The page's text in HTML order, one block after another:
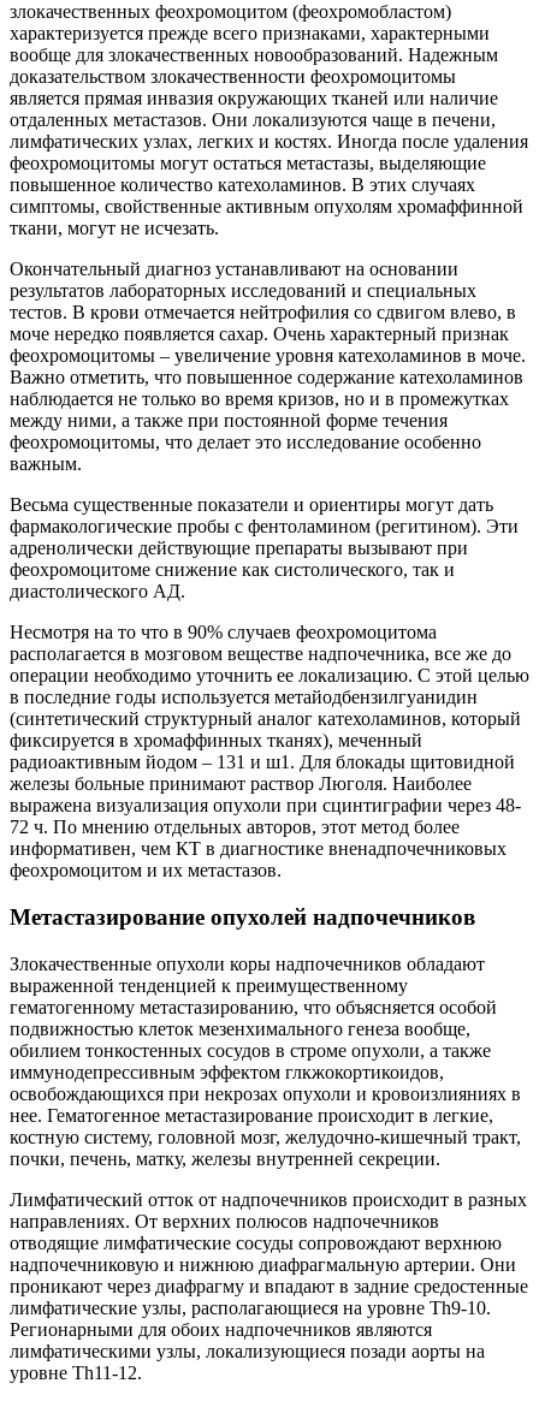
злокачественных феохромоцитом (феохромобластом)
характеризуется прежде всего признаками, характерными
вообще для злокачественных новообразований. Надежным
доказательством злокачественности феохромоцитомы
является прямая инвазия окружающих тканей или наличие
отдаленных метастазов. Они локализуются чаще в печени,
лимфатических узлах, легких и костях. Иногда после удаления
феохромоцитомы могут остаться метастазы, выделяющие
повышенное количество катехоламинов. В этих случаях
симптомы, свойственные активным опухолям хромаффинной
ткани, могут не исчезать.
Окончательный диагноз устанавливают на основании
результатов лабораторных исследований и специальных
тестов. В крови отмечается нейтрофилия со сдвигом влево, в
моче нередко появляется сахар. Очень характерный признак
феохромоцитомы – увеличение уровня катехоламинов в моче.
Важно отметить, что повышенное содержание катехоламинов
наблюдается не только во время кризов, но и в промежутках
между ними, а также при постоянной форме течения
феохромоцитомы, что делает это исследование особенно
важным.
Весьма существенные показатели и ориентиры могут дать
фармакологические пробы с фентоламином (регитином). Эти
адренолически действующие препараты вызывают при
феохромоцитоме снижение как систолического, так и
диастолического АД.
Несмотря на то что в 90% случаев феохромоцитома
располагается в мозговом веществе надпочечника, все же до
операции необходимо уточнить ее локализацию. С этой целью
в последние годы используется метайодбензилгуанидин
(синтетический структурный аналог катехоламинов, который
фиксируется в хромаффинных тканях), меченный
радиоактивным йодом – 131 и ш1. Для блокады щитовидной
железы больные принимают раствор Люголя. Наиболее
выражена визуализация опухоли при сцинтиграфии через 48-
72 ч. По мнению отдельных авторов, этот метод более
информативен, чем КТ в диагностике вненадпочечниковых
феохромоцитом и их метастазов.
Метастазирование опухолей надпочечников
Злокачественные опухоли коры надпочечников обладают
выраженной тенденцией к преимущественному
гематогенному метастазированию, что объясняется особой
подвижностью клеток мезенхимального генеза вообще,
обилием тонкостенных сосудов в строме опухоли, а также
иммунодепрессивным эффектом глкжокортикоидов,
освобождающихся при некрозах опухоли и кровоизлияниях в
нее. Гематогенное метастазирование происходит в легкие,
костную систему, головной мозг, желудочно-кишечный тракт,
почки, печень, матку, железы внутренней секреции.
Лимфатический отток от надпочечников происходит в разных
направлениях. От верхних полюсов надпочечников
отводящие лимфатические сосуды сопровождают верхнюю
надпочечниковую и нижнюю диафрагмальную артерии. Они
проникают через диафрагму и впадают в задние средостенные
лимфатические узлы, располагающиеся на уровне Тh9-10.
Регионарными для обоих надпочечников являются
лимфатическими узлы, локализующиеся позади аорты на
уровне Th11-12.